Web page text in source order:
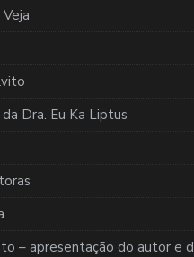
Dra. Eu Ka Liptus
– apresentação do autor e